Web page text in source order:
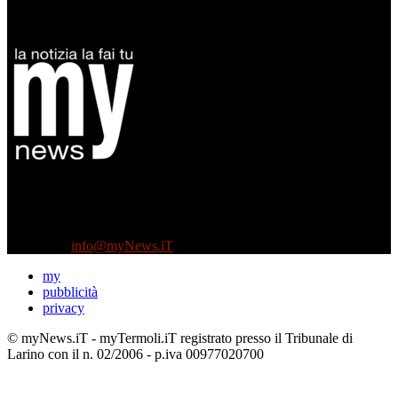
info@myNews.iT
my
pubblicità
privacy
© myNews.iT - myTermoli.iT registrato presso il Tribunale di
Larino con il n. 02/2006 - p.iva 00977020700